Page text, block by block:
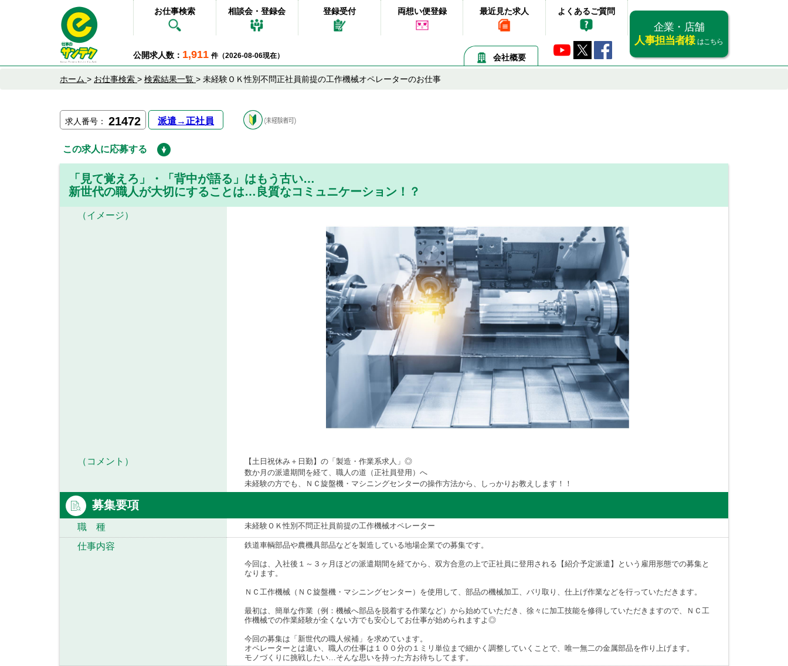
お仕事検索 相談会・登録会 登録受付 両想い便登録 最近見た求人 よくあるご質問
企業・店舗
人事担当者様 はこちら
公開求人数： 1,911 件（2026-08-06現在） 会社概要
ホーム > お仕事検索 > 検索結果一覧 > 未経験ＯＫ性別不問正社員前提の工作機械オペレーターのお仕事
求人番号： 21472 派遣→正社員
この求人に応募する
「見て覚えろ」・「背中が語る」はもう古い…
新世代の職人が大切にすることは…良質なコミュニケーション！？
（イメージ）
（コメント）
【土日祝休み＋日勤】の「製造・作業系求人」◎
数か月の派遣期間を経て、職人の道（正社員登用）へ
未経験の方でも、ＮＣ旋盤機・マシニングセンターの操作方法から、しっかりお教えします！！
募集要項
職 種 未経験ＯＫ性別不問正社員前提の工作機械オペレーター
仕事内容 鉄道車輌部品や農機具部品などを製造している地場企業での募集です。
今回は、入社後１～３ヶ月ほどの派遣期間を経てから、双方合意の上で正社員に登用される【紹介予定派遣】という雇用形態での募集と
なります。
ＮＣ工作機械（ＮＣ旋盤機・マシニングセンター）を使用して、部品の機械加工、バリ取り、仕上げ作業などを行っていただきます。
最初は、簡単な作業（例：機械へ部品を脱着する作業など）から始めていただき、徐々に加工技能を修得していただきますので、ＮＣ工
作機械での作業経験が全くない方でも安心してお仕事が始められますよ◎
今回の募集は「新世代の職人候補」を求めています。
オペレーターとは違い、職人の仕事は１００分の１ミリ単位まで細かく調整していくことで、唯一無二の金属部品を作り上げます。
モノづくりに挑戦したい…そんな思いを持った方お待ちしてます。